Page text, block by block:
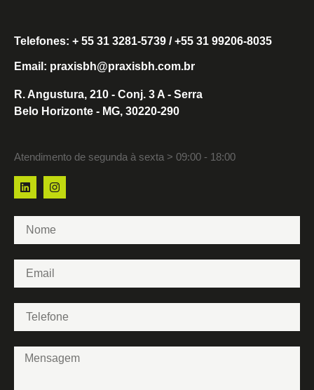
Telefones: + 55 31 3281-5739 / +55 31 99206-8035
Email: praxisbh@praxisbh.com.br
R. Angustura, 210 - Conj. 3 A - Serra
Belo Horizonte - MG, 30220-290
Atendimento de segunda à sexta > 09:00 - 18:00